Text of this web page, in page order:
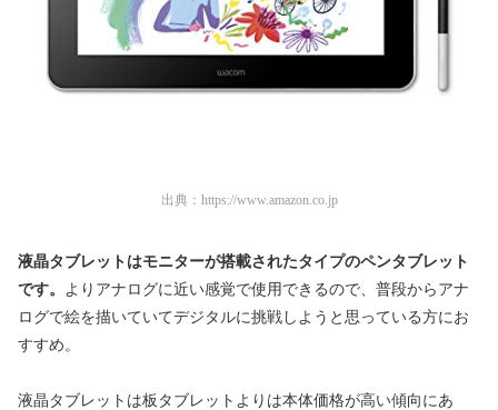
出典： https://www.amazon.co.jp
液晶タブレットはモニターが搭載されたタイプのペンタブレット
です。
より アナログに近い感覚で使用できるので、普段からアナ
ログで絵を描いていてデジタルに挑戦しようと思っている方にお
すすめ。
液晶タブレットは板タブレットよりは本体価格が高い傾向にあ